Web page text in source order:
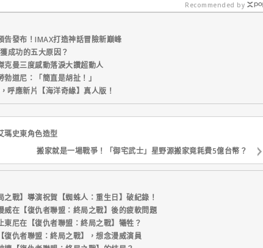
Recommended by
發布！IMAX打造神話冒險新巔峰
成功的五大原因？
克曼三度感動落淚大讚超動人
道尼：「簡直是胡扯！」
呼應新片【海洋奇緣】真人版！
瑪史東角色造型
搬家就是一場戰爭！「御宅武士」星野源搬家竟耗費5億台幣？
戰】導演祝賀【蜘蛛人：重生日】破紀錄！
威在【復仇者聯盟：終局之戰】後的疲軟問題
東尼在【復仇者聯盟：終局之戰】犧牲？
復仇者聯盟：終局之戰】，想念漫威演員